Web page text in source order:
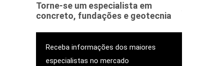
Torne-se um especialista em
concreto, fundações e geotecnia
Receba informações dos maiores
especialistas no mercado